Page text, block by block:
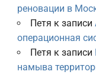
реновации в
Петя к записи
операционная
Петя к записи
намыва